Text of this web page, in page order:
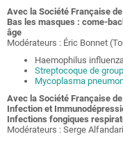
Avec la Société Française
Bas les masques : come-
âge
Modérateurs : Éric Bonnet
Haemophilus
Streptocoque de
Mycoplasma
Avec la Société Française
Infection et
Infections fongiques
Modérateurs : Serge